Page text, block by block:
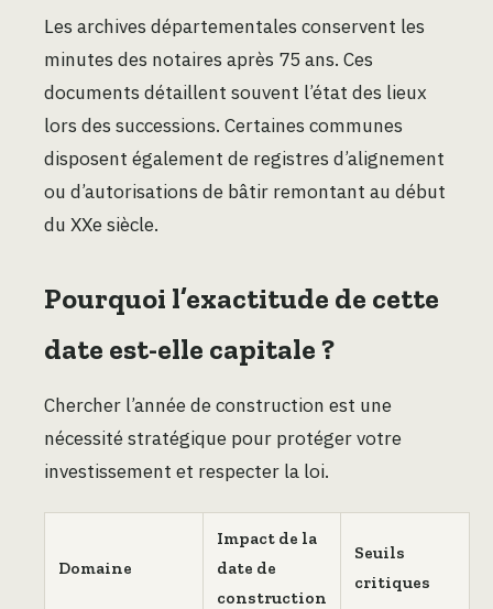
Les archives départementales conservent les
minutes des notaires après 75 ans. Ces
documents détaillent souvent l’état des lieux
lors des successions. Certaines communes
disposent également de registres d’alignement
ou d’autorisations de bâtir remontant au début
du XXe siècle.
Pourquoi l’exactitude de cette
date est-elle capitale ?
Chercher l’année de construction est une
nécessité stratégique pour protéger votre
investissement et respecter la loi.
Domaine
Impact de la
date de
construction
Seuils
critiques